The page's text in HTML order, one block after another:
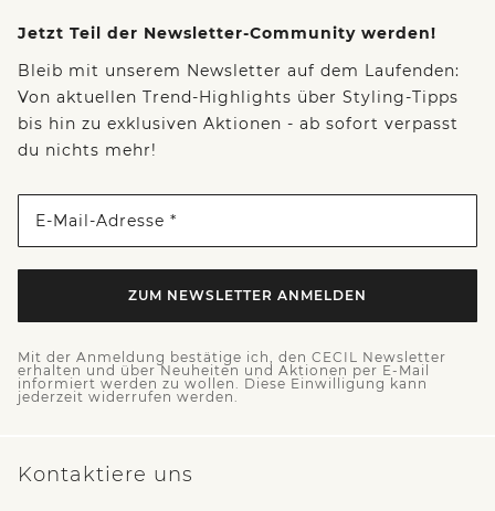
Jetzt Teil der Newsletter-Community werden!
Bleib mit unserem Newsletter auf dem Laufenden:
Von aktuellen Trend-Highlights über Styling-Tipps
bis hin zu exklusiven Aktionen - ab sofort verpasst
du nichts mehr!
E-Mail-Adresse *
ZUM NEWSLETTER ANMELDEN
Mit der Anmeldung bestätige ich, den CECIL Newsletter
erhalten und über Neuheiten und Aktionen per E-Mail
informiert werden zu wollen. Diese Einwilligung kann
jederzeit widerrufen werden.
Kontaktiere uns